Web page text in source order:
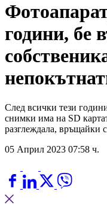
години, бе
След всички тези
снимки има на SD
разглеждала, връщайки
05 Април 2023 07:58 ч.